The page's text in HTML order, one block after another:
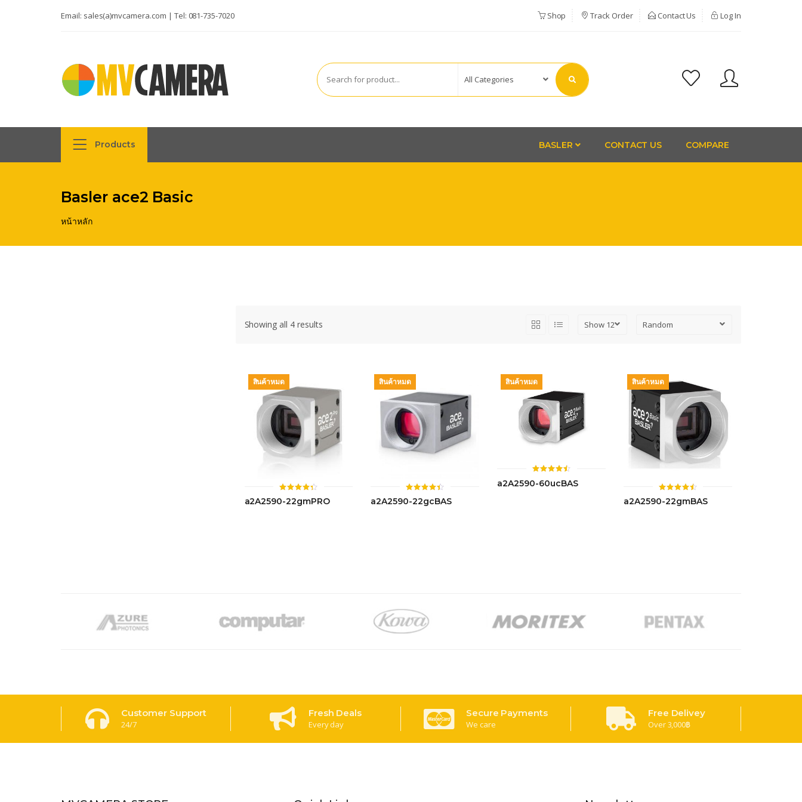
Email: sales(a)mvcamera.com | Tel: 081-735-7020 Shop Track Order Contact Us Log In
Products BASLER CONTACT US COMPARE
Basler ace2 Basic
หน้าหลัก
Showing all 4 results
สินค้าหมด
ให้
คะแนน
a2A2590-22gmPRO
สินค้าหมด
ให้
คะแนน
a2A2590-22gcBAS
สินค้าหมด
ให้
คะแนน
a2A2590-60ucBAS
สินค้าหมด
ให้
คะแนน
a2A2590-22gmBAS
Customer Support
24/7
Fresh Deals
Every day
Secure Payments
We care
Free Delivey
Over 3,000฿